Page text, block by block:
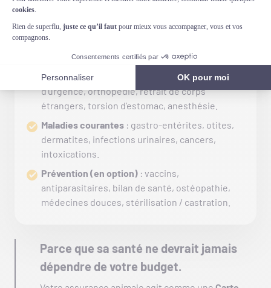
Traitements & soins: médicaments prescrits,
soins post-opératoires, perfusions,
pansements, hospitalisation.
Interventions chirurgicales
: chirurgies
d’urgence, orthopédie, retrait de corps
étrangers, torsion d’estomac, anesthésie.
Maladies courantes : gastro-entérites, otites,
dermatites, infections urinaires, cancers,
intoxications.
Prévention (en option) : vaccins,
antiparasitaires, bilan de santé, ostéopathie,
médecines douces, stérilisation / castration.
Parce que sa santé ne devrait jamais
dépendre de votre budget.